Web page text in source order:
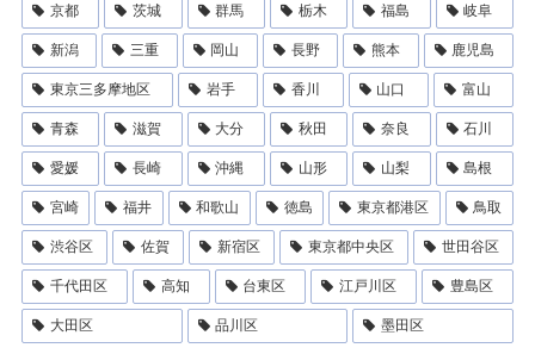
京都 茨城 群馬 栃木 福島 岐阜
新潟 三重 岡山 長野 熊本 鹿児島
東京三多摩地区 岩手 香川 山口 富山
青森 滋賀 大分 秋田 奈良 石川
愛媛 長崎 沖縄 山形 山梨 島根
宮崎 福井 和歌山 徳島 東京都港区 鳥取
渋谷区 佐賀 新宿区 東京都中央区 世田谷区
千代田区 高知 台東区 江戸川区 豊島区
大田区 品川区 墨田区